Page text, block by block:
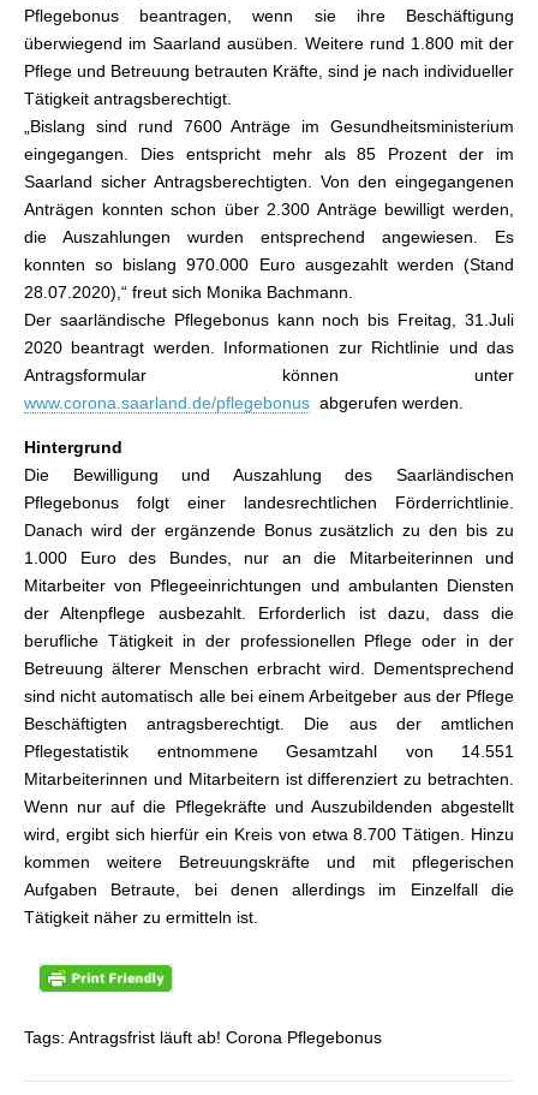
Pflegebonus beantragen, wenn sie ihre Beschäftigung
überwiegend im Saarland ausüben. Weitere rund 1.800 mit der
Pflege und Betreuung betrauten Kräfte, sind je nach individueller
Tätigkeit antragsberechtigt.
„Bislang sind rund 7600 Anträge im Gesundheitsministerium
eingegangen. Dies entspricht mehr als 85 Prozent der im
Saarland sicher Antragsberechtigten. Von den eingegangenen
Anträgen konnten schon über 2.300 Anträge bewilligt werden,
die Auszahlungen wurden entsprechend angewiesen. Es
konnten so bislang 970.000 Euro ausgezahlt werden (Stand
28.07.2020),“ freut sich Monika Bachmann.
Der saarländische Pflegebonus kann noch bis Freitag, 31.Juli
2020 beantragt werden. Informationen zur Richtlinie und das
Antragsformular können unter
www.corona.saarland.de/pflegebonus abgerufen werden.
Hintergrund
Die Bewilligung und Auszahlung des Saarländischen
Pflegebonus folgt einer landesrechtlichen Förderrichtlinie.
Danach wird der ergänzende Bonus zusätzlich zu den bis zu
1.000 Euro des Bundes, nur an die Mitarbeiterinnen und
Mitarbeiter von Pflegeeinrichtungen und ambulanten Diensten
der Altenpflege ausbezahlt. Erforderlich ist dazu, dass die
berufliche Tätigkeit in der professionellen Pflege oder in der
Betreuung älterer Menschen erbracht wird. Dementsprechend
sind nicht automatisch alle bei einem Arbeitgeber aus der Pflege
Beschäftigten antragsberechtigt. Die aus der amtlichen
Pflegestatistik entnommene Gesamtzahl von 14.551
Mitarbeiterinnen und Mitarbeitern ist differenziert zu betrachten.
Wenn nur auf die Pflegekräfte und Auszubildenden abgestellt
wird, ergibt sich hierfür ein Kreis von etwa 8.700 Tätigen. Hinzu
kommen weitere Betreuungskräfte und mit pflegerischen
Aufgaben Betraute, bei denen allerdings im Einzelfall die
Tätigkeit näher zu ermitteln ist.
Tags: Antragsfrist läuft ab! Corona Pflegebonus